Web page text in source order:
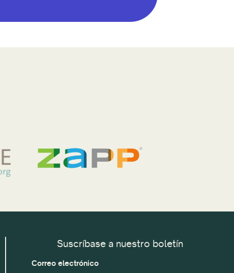
Suscríbase a nuestro boletín
Correo electrónico